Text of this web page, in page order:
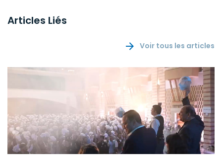
Articles Liés
Voir tous les articles